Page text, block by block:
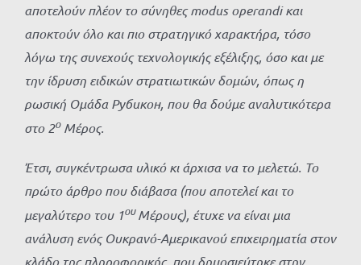
αποτελούν πλέον το σύνηθεςmodus operandiκαι
αποκτούν όλο και πιο στρατηγικό χαρακτήρα, τόσο
λόγω της συνεχούς τεχνολογικής εξέλιξης, όσο και με
την ίδρυση ειδικών στρατιωτικών δομών, όπως η
ρωσική Ομάδα Рубикон, που θα δούμε αναλυτικότερα
στο 2οΜέρος.
Έτσι, συγκέντρωσα υλικό κι άρχισα να το μελετώ. Το
πρώτο άρθρο που διάβασα (που αποτελεί και το
μεγαλύτερο του 1ουΜέρους), έτυχε να είναι μια
ανάλυση ενός Ουκρανό-Αμερικανού επιχειρηματία στον